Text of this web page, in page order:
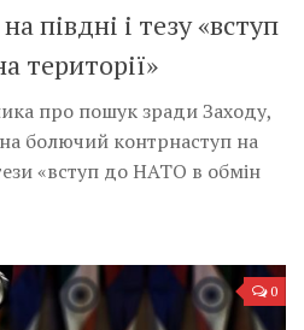
півдні і тезу «вступ
території»
про пошук зради Заходу,
болючий контрнаступ на
«вступ до НАТО в обмін
0